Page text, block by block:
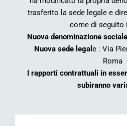
trasferito la sede legale e
come di seguito
Nuova denominazione sociale
Nuova sede legal e : Via
Roma
I rapporti contrattuali in
subiranno